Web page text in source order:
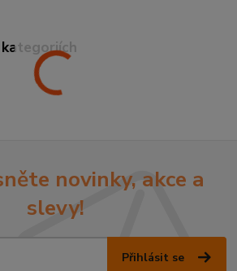
novinky, akce a
slevy!
Přihlásit se